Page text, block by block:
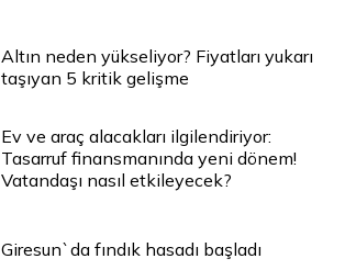
Altın neden yükseliyor? Fiyatları yukarı
taşıyan 5 kritik gelişme
Ev ve araç alacakları ilgilendiriyor:
Tasarruf finansmanında yeni dönem!
Vatandaşı nasıl etkileyecek?
Giresun`da fındık hasadı başladı